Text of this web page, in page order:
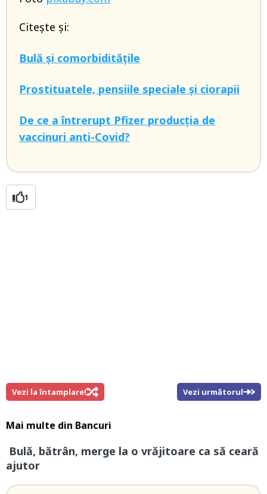
Citește și:
Bulă și comorbiditățile
Prostituatele, pensiile speciale și ciorapii
De ce a întrerupt Pfizer producția de
vaccinuri anti-Covid?
1
Vezi la întamplare! Vezi următorul
Mai multe din Bancuri
Bulă, bătrân, merge la o vrăjitoare ca să ceară
ajutor